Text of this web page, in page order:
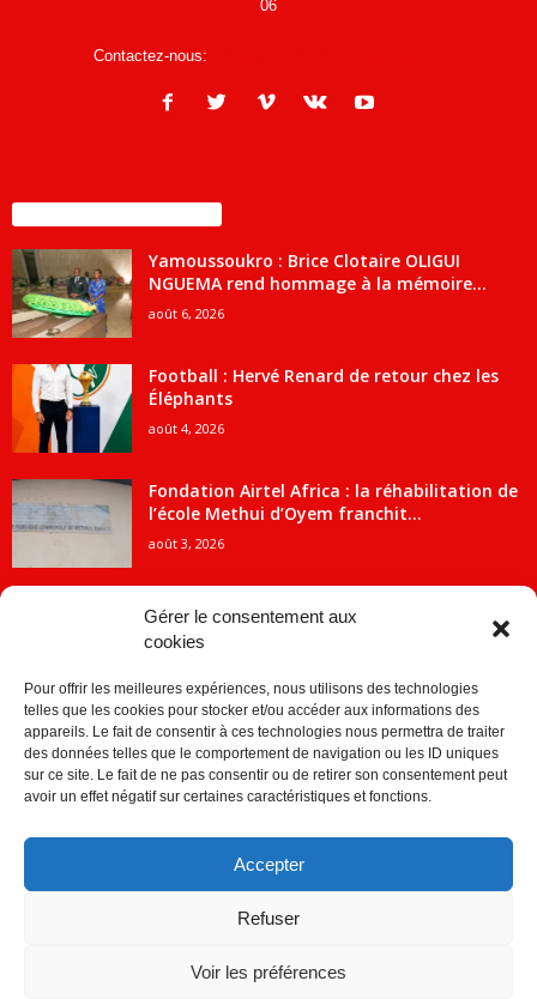
Gérer le consentement aux
cookies
Pour offrir les meilleures expériences, nous utilisons des technologies
telles que les cookies pour stocker et/ou accéder aux informations des
appareils. Le fait de consentir à ces technologies nous permettra de traiter
des données telles que le comportement de navigation ou les ID uniques
sur ce site. Le fait de ne pas consentir ou de retirer son consentement peut
avoir un effet négatif sur certaines caractéristiques et fonctions.
Accepter
Refuser
Voir les préférences
06
Contactez-nous:
Yamoussoukro : Brice Clotaire OLIGUI
NGUEMA rend hommage à la mémoire...
août 6, 2026
Football : Hervé Renard de retour chez les
Éléphants
août 4, 2026
Fondation Airtel Africa : la réhabilitation de
l’école Methui d’Oyem franchit...
août 3, 2026
CATÉGORIE POPULAIRE
ACTUALITES
Economie 2091
1840
Société
Sport 859